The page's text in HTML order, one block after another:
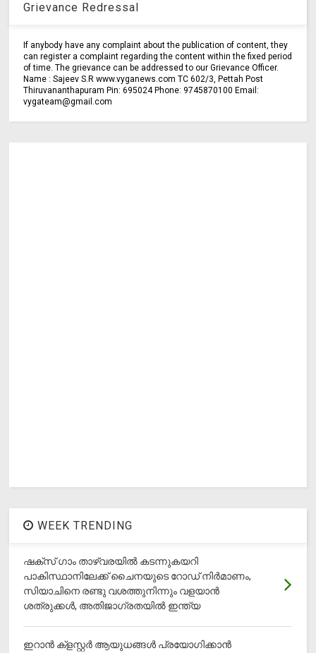
Grievance Redressal
If anybody have any complaint about the publication of content, they
can register a complaint regarding the content within the fixed period
of time. The grievance can be addressed to our Grievance Officer.
Name : Sajeev S.R www.vyganews.com TC 602/3, Pettah Post
Thiruvananthapuram Pin: 695024 Phone: 9745870100 Email:
vygateam@gmail.com
WEEK TRENDING
ഷക്സ് ​ഗാം താഴ്‌വരയിൽ കടന്നുകയറി
പാകിസ്ഥാനിലേക്ക് ചൈനയുടെ റോഡ് നിർമാണം,
സിയാചിനെ രണ്ടു വശത്തുനിന്നും വളയാൻ
ശത്രുക്കൾ, അതിജാ​ഗ്രതയിൽ ഇന്ത്യ
ഇറാന്‍ ക്‌ളസ്റ്റര്‍ ആയുധങ്ങള്‍ പ്രയോഗിക്കാന്‍